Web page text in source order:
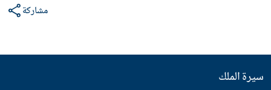
مشاركة
سيرة الملك